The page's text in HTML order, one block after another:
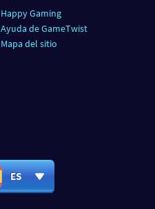
Happy Gaming
Ayuda de GameTwist
Mapa del sitio
ES